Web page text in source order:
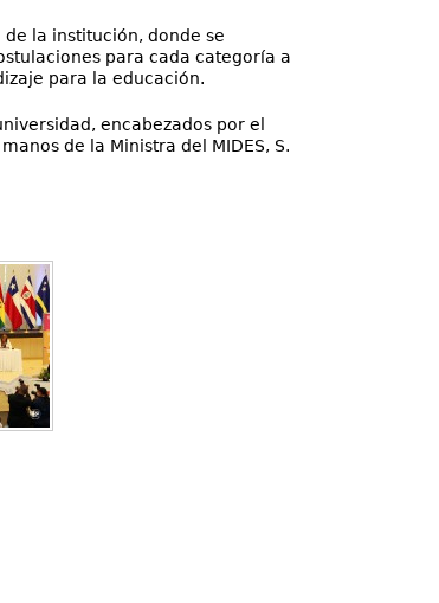
la institución, donde se
para cada categoría a
para la educación.
encabezados por el
de la Ministra del MIDES, S.